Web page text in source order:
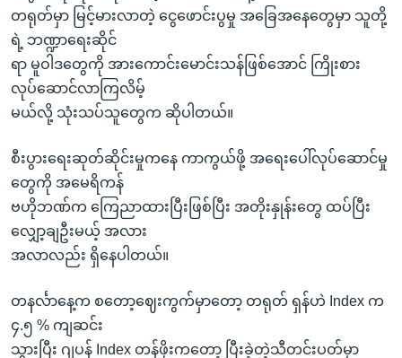
တရုတ်မှာ မြင့်မားလာတဲ့ ငွေဖောင်းပွမှု အခြေအနေတွေမှာ သူတို့
ရဲ့ ဘဏ္ဍာရေးဆိုင်
ရာ မူဝါဒတွေကို အားကောင်းမောင်းသန်ဖြစ်အောင် ကြိုးစား
လုပ်ဆောင်လာကြလိမ့်
မယ်လို့ သုံးသပ်သူတွေက ဆိုပါတယ်။
စီးပွားရေးဆုတ်ဆိုင်းမှုကနေ ကာကွယ်ဖို့ အရေးပေါ်လုပ်ဆောင်မှု
တွေကို အမေရိကန်
ဗဟိုဘဏ်က ကြေညာထားပြီးဖြစ်ပြီး အတိုးနှုန်းတွေ ထပ်ပြီး
လျှော့ချဦးမယ့် အလား
အလာလည်း ရှိနေပါတယ်။
တနင်္လာနေ့က စတော့ဈေးကွက်မှာတော့ တရုတ် ရှန်ဟဲ Index က
၄.၅ % ကျဆင်း
သွားပြီး ဂျပန် Index တန်ဖိုးကတော့ ပြီးခဲ့တဲ့သီတင်းပတ်မှာ